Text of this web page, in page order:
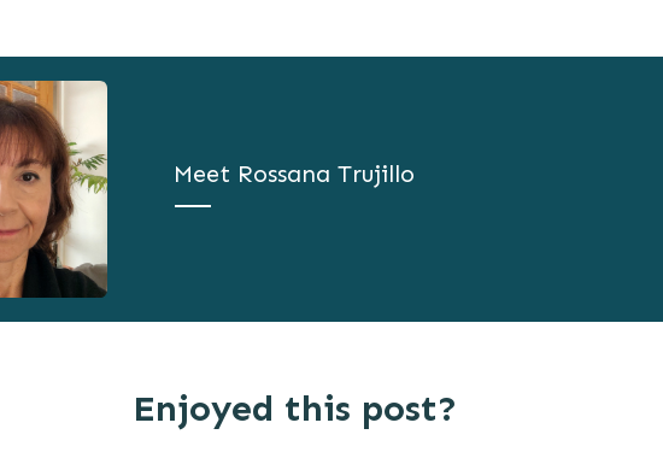
Meet Rossana Trujillo
Enjoyed this post?